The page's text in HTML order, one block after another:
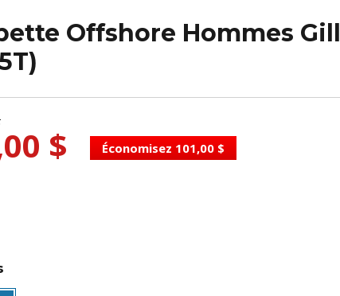
Offshore Hommes Gill
$ Économisez 101,00 $